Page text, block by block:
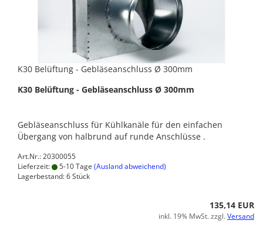
K30 Belüftung - Gebläseanschluss Ø 300mm
K30 Belüftung - Gebläseanschluss Ø 300mm
Gebläseanschluss für Kühlkanäle für den einfachen
Übergang von halbrund auf runde Anschlüsse .
Art.Nr.: 20300055
Lieferzeit:
5-10 Tage (Ausland abweichend)
Lagerbestand: 6 Stück
135,14 EUR
inkl. 19% MwSt. zzgl.Versand